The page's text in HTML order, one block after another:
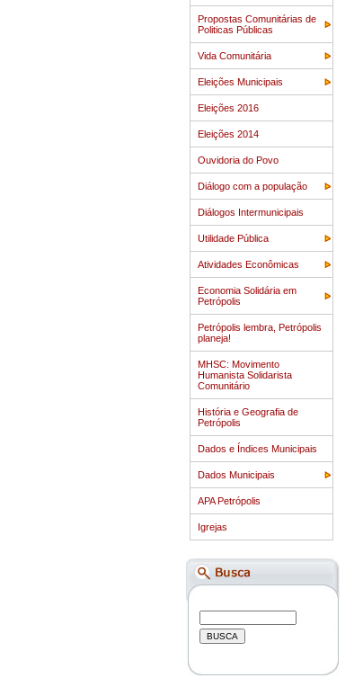
Propostas Comunitárias de
Politicas Públicas
Vida Comunitária
Eleições Municipais
Eleições 2016
Eleições 2014
Ouvidoria do Povo
Diálogo com a população
Diálogos Intermunicipais
Utilidade Pública
Atividades Econômicas
Economia Solidária em
Petrópolis
Petrópolis lembra, Petrópolis
planeja!
MHSC: Movimento
Humanista Solidarista
Comunitário
História e Geografia de
Petrópolis
Dados e Índices Municipais
Dados Municipais
APA Petrópolis
Igrejas